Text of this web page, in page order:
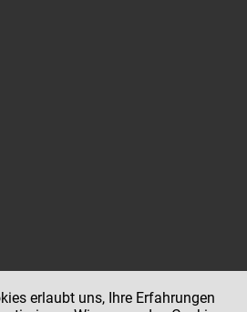
erlaubt uns, Ihre Erfahrungen